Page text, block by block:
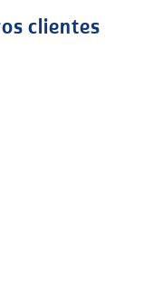
clientes